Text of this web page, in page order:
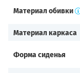
Материал обивки
Материал каркаса
Форма сиденья